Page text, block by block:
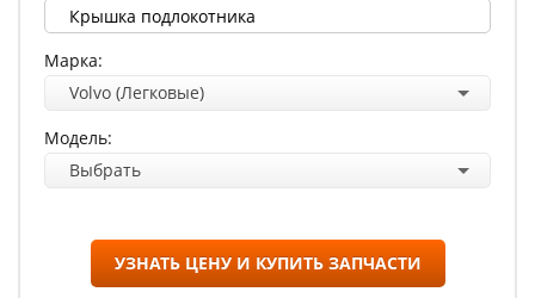
Марка:
Volvo (Легковые)
Модель:
Выбрать
УЗНАТЬ ЦЕНУ И КУПИТЬ ЗАПЧАСТИ